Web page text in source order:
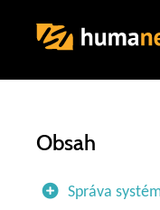
Obsah
Správa